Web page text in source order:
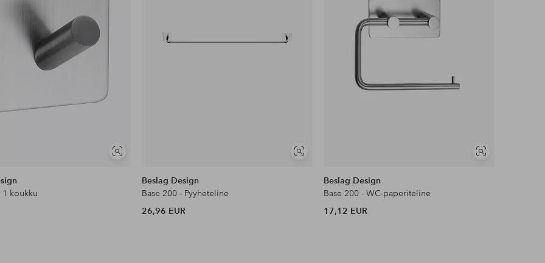
Näytä
1 koukku
Näytä
Beslag Design
Base 200 - Pyyheteline
26,96 EUR
Näytä
Beslag Design
Base 200 - WC-paperiteline
17,12 EUR